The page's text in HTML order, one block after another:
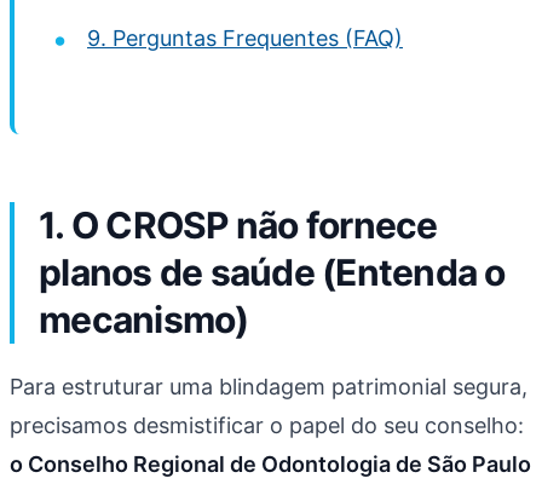
9. Perguntas Frequentes (FAQ)
1. O CROSP não fornece
planos de saúde (Entenda o
mecanismo)
Para estruturar uma blindagem patrimonial segura,
precisamos desmistificar o papel do seu conselho:
o Conselho Regional de Odontologia de São Paulo